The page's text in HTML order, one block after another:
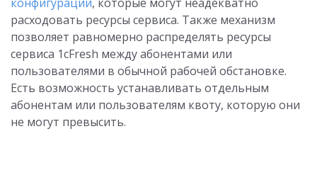
расходовать ресурсы сервиса. Также механизм
позволяет равномерно распределять ресурсы
сервиса 1cFresh между абонентами или
пользователями в обычной рабочей обстановке.
Есть возможность устанавливать отдельным
абонентам или пользователям квоту, которую они
не могут превысить.